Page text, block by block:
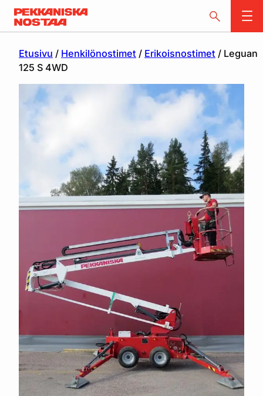
Etusivu / Henkilönostimet / Erikoisnostimet / Leguan
125 S 4WD